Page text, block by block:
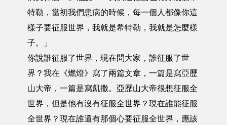
特勒，當初我們患病的時候，每一個人都像你這
樣子要征服世界，我就是希特勒，我就是怎麼樣
子。」
你說誰征服了世界，現在問大家，誰征服了世
界？我在《燃燈》寫了兩篇文章，一篇是寫亞歷
山大帝，一篇是寫凱撒。亞歷山大帝很想征服全
世界，但是他有沒有征服全世界？現在誰能征服
全世界？現在誰還有那個心要征服全世界，應該